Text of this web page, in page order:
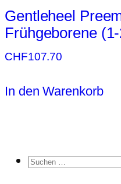
Gentleheel
Frühgeborene
CHF107.70
In den Warenkorb
Suchen